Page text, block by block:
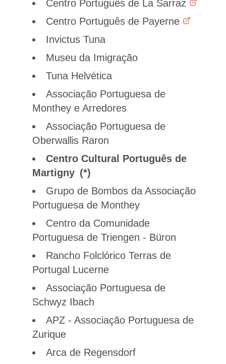
Centro Português de La Sarraz
Centro Português de Payerne
Invictus Tuna
Museu da Imigração
Tuna Helvética
Associação Portuguesa de
Monthey e Arredores
Associação Portuguesa de
Oberwallis Raron
Centro Cultural Português de
Martigny
Grupo de Bombos da Associação
Portuguesa de Monthey
Centro da Comunidade
Portuguesa de Triengen - Büron
Rancho Folclórico Terras de
Portugal Lucerne
Associação Portuguesa de
Schwyz Ibach
APZ - Associação Portuguesa de
Zurique
Arca de Regensdorf